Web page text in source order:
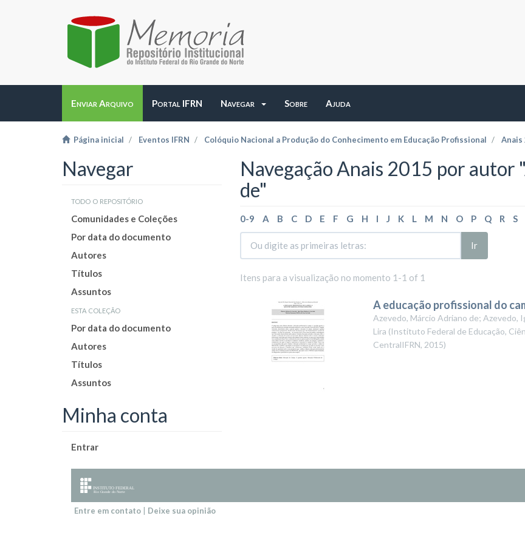
Enviar Arquivo Portal IFRN Navegar Sobre Ajuda
Página inicial Eventos IFRN Colóquio Nacional a Produção do Conhecimento em Educação Profissional Anais
Navegar
todo o repositório
Comunidades e Coleções
Por data do documento
Autores
Títulos
Assuntos
esta coleção
Por data do documento
Autores
Títulos
Assuntos
Minha conta
Entrar
Navegação Anais 2015 por autor
de"
0-9 A B C D E F G H I J K L M N O P Q R S
Ir
Itens para a visualização no momento 1-1 of 1
A educação profissional do
Azevedo, Márcio Adriano de; Azevedo,
Lira (Instituto Federal de Educação,
CentralIFRN, 2015)
Entre em contato Deixe sua opinião